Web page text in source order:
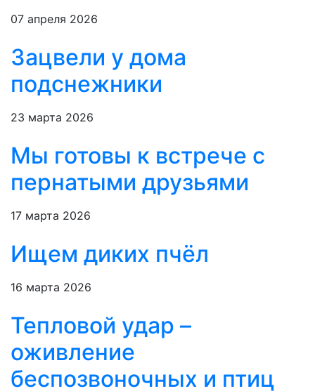
07 апреля 2026
Зацвели у дома
подснежники
23 марта 2026
Мы готовы к встрече с
пернатыми друзьями
17 марта 2026
Ищем диких пчёл
16 марта 2026
Тепловой удар –
оживление
беспозвоночных и птиц